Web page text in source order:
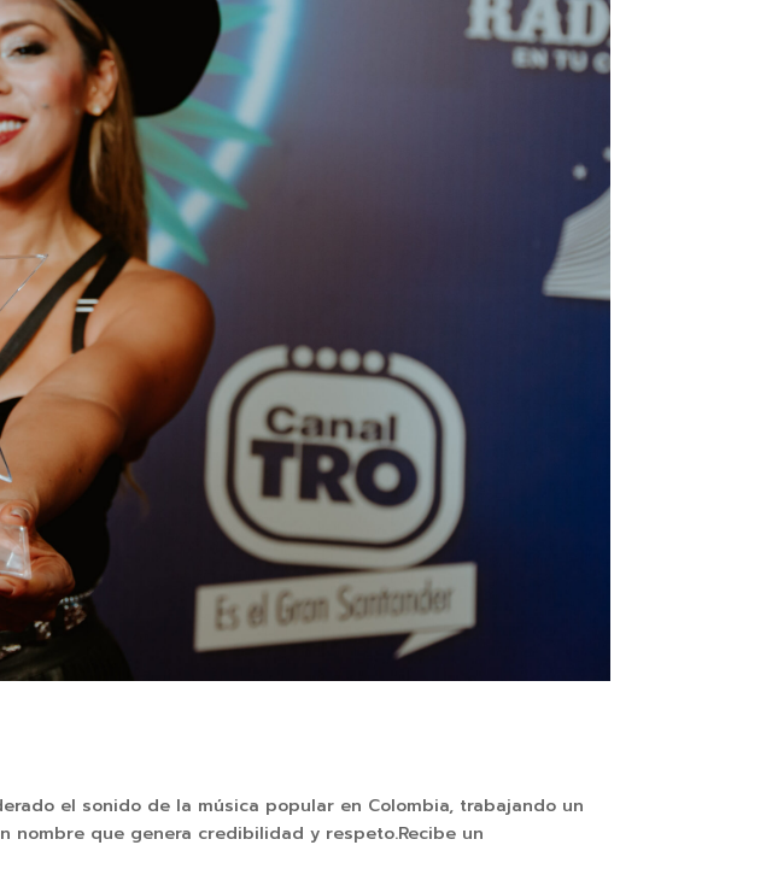
el sonido de la música popular en Colombia, trabajando un
que genera credibilidad y respeto.Recibe un